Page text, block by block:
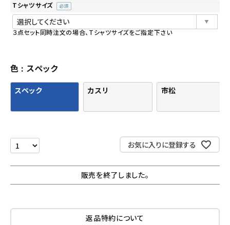
Tシャツサイズ
(必
須)
３点セット同時注文の場合、Tシャツサイズをご指定下さい
色 スペック
スペック カスリ 市松
お気に入りに登録する
販売を終了しました。
返品特約について